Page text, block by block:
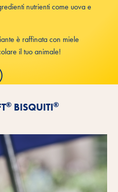
nutrienti come uova e
è raffinata con miele
il tuo animale!
® BISQUITI®